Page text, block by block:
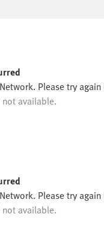
Please try again
available.
Please try again
available.